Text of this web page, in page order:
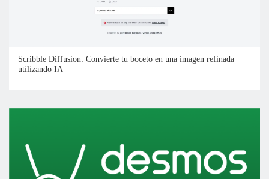
Scribble Diffusion: Convierte tu boceto en una imagen refinada
utilizando IA